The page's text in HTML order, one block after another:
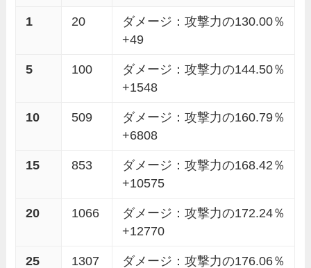
1 20
ダメージ：攻撃力の130.00％
+49
5 100
ダメージ：攻撃力の144.50％
+1548
10 509
ダメージ：攻撃力の160.79％
+6808
15 853
ダメージ：攻撃力の168.42％
+10575
20 1066
ダメージ：攻撃力の172.24％
+12770
25 1307 ダメージ：攻撃力の176.06％